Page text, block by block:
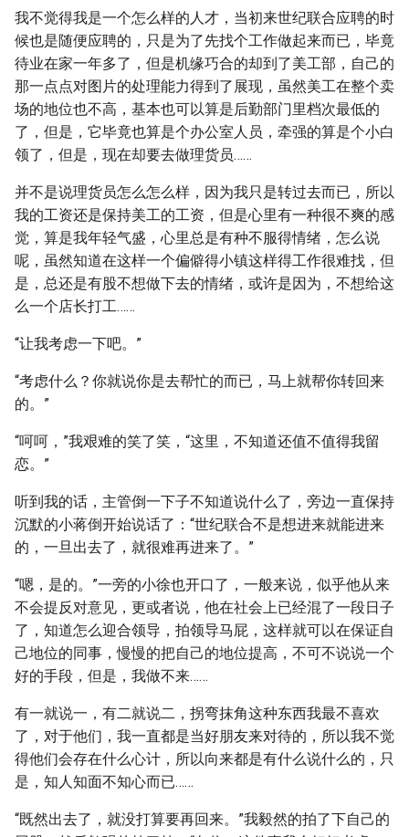
我不觉得我是一个怎么样的人才，当初来世纪联合应聘的时
候也是随便应聘的，只是为了先找个工作做起来而已，毕竟
待业在家一年多了，但是机缘巧合的却到了美工部，自己的
那一点点对图片的处理能力得到了展现，虽然美工在整个卖
场的地位也不高，基本也可以算是后勤部门里档次最低的
了，但是，它毕竟也算是个办公室人员，牵强的算是个小白
领了，但是，现在却要去做理货员……
并不是说理货员怎么怎么样，因为我只是转过去而已，所以
我的工资还是保持美工的工资，但是心里有一种很不爽的感
觉，算是我年轻气盛，心里总是有种不服得情绪，怎么说
呢，虽然知道在这样一个偏僻得小镇这样得工作很难找，但
是，总还是有股不想做下去的情绪，或许是因为，不想给这
么一个店长打工……
“让我考虑一下吧。”
“考虑什么？你就说你是去帮忙的而已，马上就帮你转回来
的。”
“呵呵，”我艰难的笑了笑，“这里，不知道还值不值得我留
恋。”
听到我的话，主管倒一下子不知道说什么了，旁边一直保持
沉默的小蒋倒开始说话了：“世纪联合不是想进来就能进来
的，一旦出去了，就很难再进来了。”
“嗯，是的。”一旁的小徐也开口了，一般来说，似乎他从来
不会提反对意见，更或者说，他在社会上已经混了一段日子
了，知道怎么迎合领导，拍领导马屁，这样就可以在保证自
己地位的同事，慢慢的把自己的地位提高，不可不说说一个
好的手段，但是，我做不来……
有一就说一，有二就说二，拐弯抹角这种东西我最不喜欢
了，对于他们，我一直都是当好朋友来对待的，所以我不觉
得他们会存在什么心计，所以向来都是有什么说什么的，只
是，知人知面不知心而已……
“既然出去了，就没打算要再回来。”我毅然的拍了下自己的